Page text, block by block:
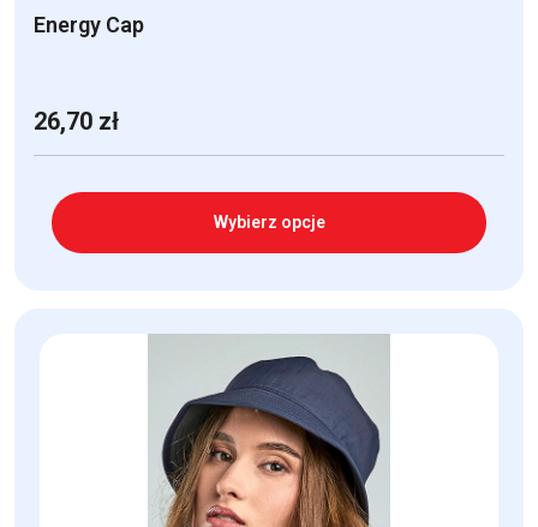
Energy Cap
26,70 zł
Wybierz opcje